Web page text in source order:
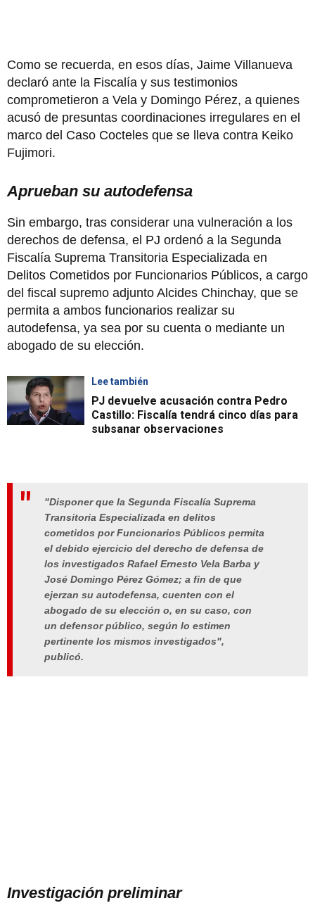
Como se recuerda, en esos días, Jaime Villanueva
declaró ante la Fiscalía y sus testimonios
comprometieron a Vela y Domingo Pérez, a quienes
acusó de presuntas coordinaciones irregulares en el
marco del Caso Cocteles que se lleva contra Keiko
Fujimori.
Aprueban su autodefensa
Sin embargo, tras considerar una vulneración a los
derechos de defensa, el PJ ordenó a la Segunda
Fiscalía Suprema Transitoria Especializada en
Delitos Cometidos por Funcionarios Públicos, a cargo
del fiscal supremo adjunto Alcides Chinchay, que se
permita a ambos funcionarios realizar su
autodefensa, ya sea por su cuenta o mediante un
abogado de su elección.
Lee también
PJ devuelve acusación contra Pedro
Castillo: Fiscalía tendrá cinco días para
subsanar observaciones
"Disponer que la Segunda Fiscalía Suprema
Transitoria Especializada en delitos
cometidos por Funcionarios Públicos permita
el debido ejercicio del derecho de defensa de
los investigados Rafael Ernesto Vela Barba y
José Domingo Pérez Gómez; a fin de que
ejerzan su autodefensa, cuenten con el
abogado de su elección o, en su caso, con
un defensor público, según lo estimen
pertinente los mismos investigados",
publicó.
Investigación preliminar